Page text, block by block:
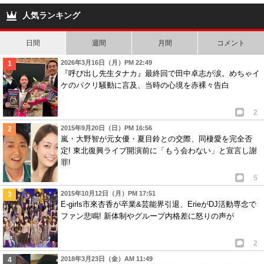
人気ランキング
日間 週間 月間 コメント
2026年3月16日（月）PM 22:49
『呼び出し先生タナカ』最終回で田中卓志が涙。めちゃイ
ケのパクリ騒動に言及、当時の心境を赤裸々告白
2
2015年9月20日（日）PM 16:56
嵐・大野智が元女優・夏目鈴との交際、同棲愛を完全否
定! 東北復興ライブ開演前に「もう会わない」と宣言し謝
罪!
5
2015年10月12日（月）PM 17:51
E-girls市來杏香が卒業&芸能界引退、ErieがDJ活動専念で
ファン悲鳴! 新体制やグループ内格差に怒りの声が
2
2018年3月23日（金）AM 11:49